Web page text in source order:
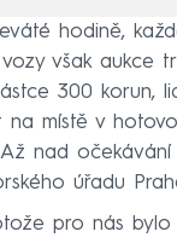
hodině,
vozy však aukce
300 korun,
místě v
nad
úřadu
pro nás